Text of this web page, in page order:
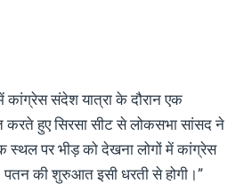
संदेश यात्रा के दौरान एक
करते हुए सिरसा सीट से लोकसभा सांसद ने
स्थल पर भीड़ को देखना लोगों में कांग्रेस
पतन की शुरुआत इसी धरती से होगी।”